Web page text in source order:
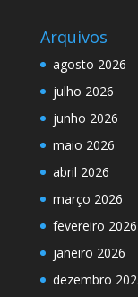
Arquivos
agosto 2026
julho 2026
junho 2026
maio 2026
abril 2026
março 2026
fevereiro 2026
janeiro 2026
dezembro